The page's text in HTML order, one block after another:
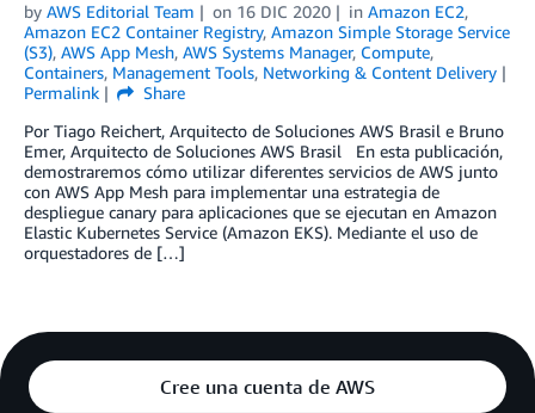
by AWS Editorial Team on 16 DIC 2020 in Amazon EC2,
Amazon EC2 Container Registry, Amazon Simple Storage Service
(S3), AWS App Mesh, AWS Systems Manager, Compute,
Containers, Management Tools, Networking & Content Delivery
Permalink
Share
Por Tiago Reichert, Arquitecto de Soluciones AWS Brasil e Bruno
Emer, Arquitecto de Soluciones AWS Brasil En esta publicación,
demostraremos cómo utilizar diferentes servicios de AWS junto
con AWS App Mesh para implementar una estrategia de
despliegue canary para aplicaciones que se ejecutan en Amazon
Elastic Kubernetes Service (Amazon EKS). Mediante el uso de
orquestadores de […]
Cree una cuenta de AWS